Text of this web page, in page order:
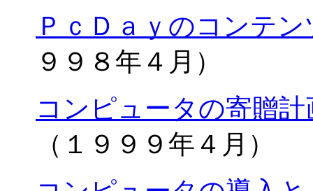
ＰｃＤａｙのコンテ
９９８年４月）
コンピュータの寄贈
（１９９９年４月）